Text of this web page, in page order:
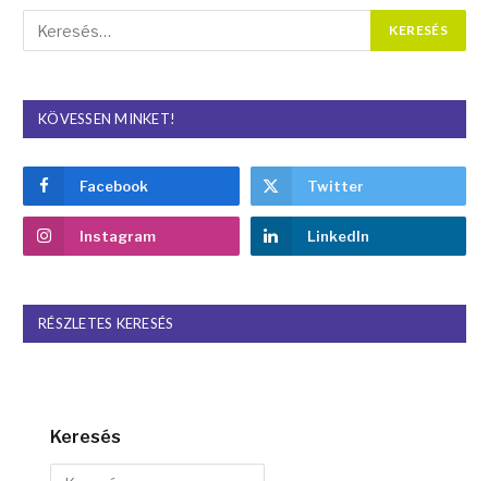
KÖVESSEN MINKET!
Facebook Twitter
Instagram LinkedIn
RÉSZLETES KERESÉS
Keresés